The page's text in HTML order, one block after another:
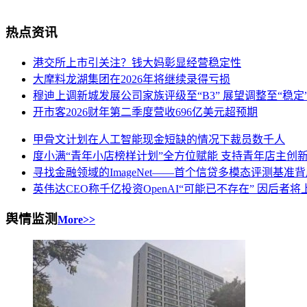
热点资讯
港交所上市引关注？钱大妈彰显经营稳定性
大摩料龙湖集团在2026年将继续录得亏损
穆迪上调新城发展公司家族评级至“B3” 展望调整至“稳定
开市客2026财年第二季度营收696亿美元超预期
甲骨文计划在人工智能现金短缺的情况下裁员数千人
度小满“青年小店榜样计划”全方位赋能 支持青年店主创
寻找金融领域的ImageNet——首个信贷多模态评测基准
英伟达CEO称千亿投资OpenAI“可能已不存在” 因后者将
舆情监测More>>